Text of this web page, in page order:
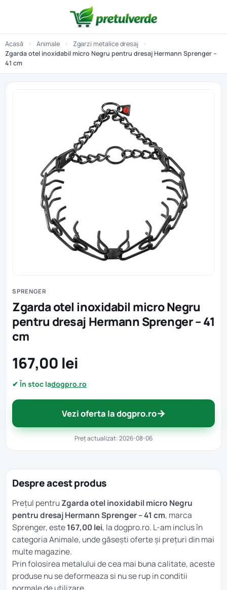
Acasă › Animale › Zgarzi metalice dresaj
›
Zgarda otel inoxidabil micro Negru pentru dresaj Hermann Sprenger –
41 cm
SPRENGER
Zgarda otel inoxidabil micro Negru
pentru dresaj Hermann Sprenger – 41
cm
167,00 lei
✔ În stoc ladogpro.ro
Vezi oferta la dogpro.ro→
Preț actualizat: 2026-08-06
Despre acest produs
Prețul pentruZgarda otel inoxidabil micro Negru
pentru dresaj Hermann Sprenger – 41 cm, marca
Sprenger, este167,00 lei, la dogpro.ro. L-am inclus în
categoriaAnimale, unde găsești oferte și prețuri din mai
multe magazine.
Prin folosirea metalului de cea mai buna calitate, aceste
produse nu se deformeaza si nu se rup in conditii